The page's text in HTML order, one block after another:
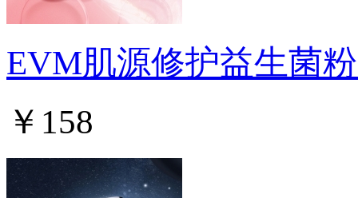
EVM肌源修护益生菌
￥158